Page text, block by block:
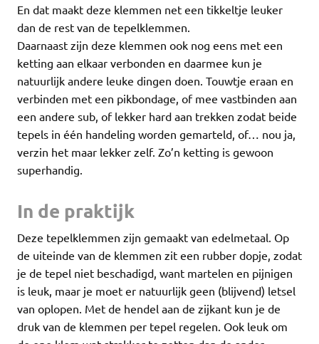
En dat maakt deze klemmen net een tikkeltje leuker
dan de rest van de tepelklemmen.
Daarnaast zijn deze klemmen ook nog eens met een
ketting aan elkaar verbonden en daarmee kun je
natuurlijk andere leuke dingen doen. Touwtje eraan en
verbinden met een pikbondage, of mee vastbinden aan
een andere sub, of lekker hard aan trekken zodat beide
tepels in één handeling worden gemarteld, of… nou ja,
verzin het maar lekker zelf. Zo’n ketting is gewoon
superhandig.
In de praktijk
Deze tepelklemmen zijn gemaakt van edelmetaal. Op
de uiteinde van de klemmen zit een rubber dopje, zodat
je de tepel niet beschadigd, want martelen en pijnigen
is leuk, maar je moet er natuurlijk geen (blijvend) letsel
van oplopen. Met de hendel aan de zijkant kun je de
druk van de klemmen per tepel regelen. Ook leuk om